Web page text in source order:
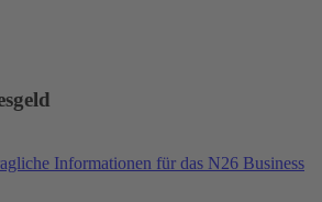
Informationen für das N26 Business